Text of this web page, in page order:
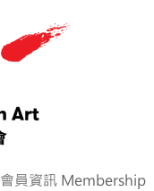
會員資訊 Membership